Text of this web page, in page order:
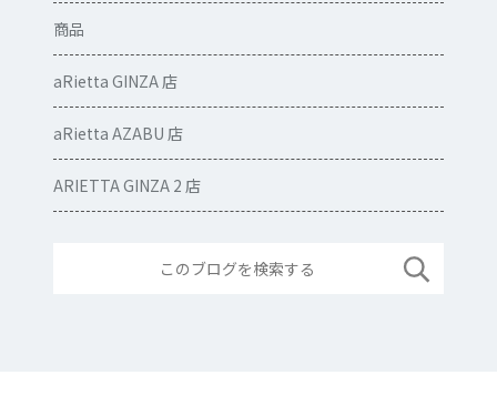
商品
aRietta GINZA 店
aRietta AZABU 店
ARIETTA GINZA 2 店